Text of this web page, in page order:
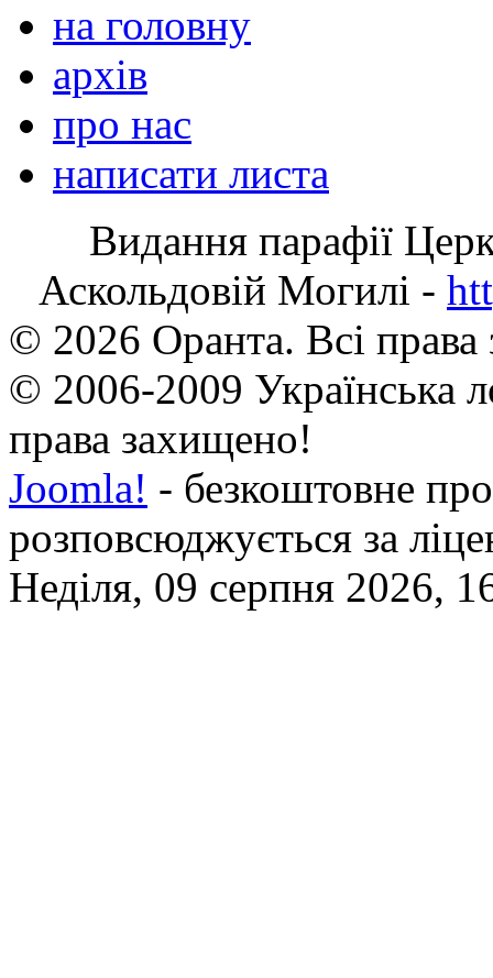
на головну
архів
про нас
написати листа
Видання парафії
Аскольдовій Могилі -
© 2026 Оранта. Всі
© 2006-2009 Українська
права захищено!
Joomla! - безкоштовне
розповсюджується за
Неділя, 09 серпня 2026,